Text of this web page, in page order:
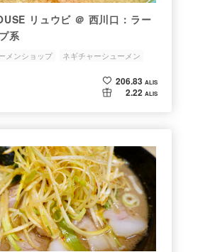
リュウビ ＠ 西川口：ラー
系
メンショップ
ネギチャーシューメン
206.83 ALIS
2.22 ALIS